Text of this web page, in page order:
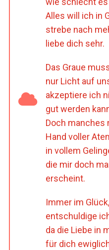
Alles will ich in
strebe nach
liebe dich sehr.
Das Graue
nur Licht auf
akzeptiere ich
gut werden
Doch manches
Hand voller
in vollem
die mir doch
erscheint.
Immer im Glück,
entschuldige
da die Liebe in
für dich